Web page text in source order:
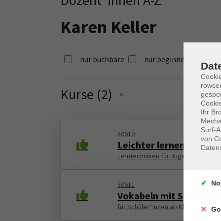
Karen Keller
nur buchbare nur beginnende
Kurse (2) Loading...
50610
Leichter lernen
Lerntechniken für Jugendliche ab
50611
Vokabeln mit Spaß
für Schüler*innen ab Klasse 5
Ihr
Surf-
von